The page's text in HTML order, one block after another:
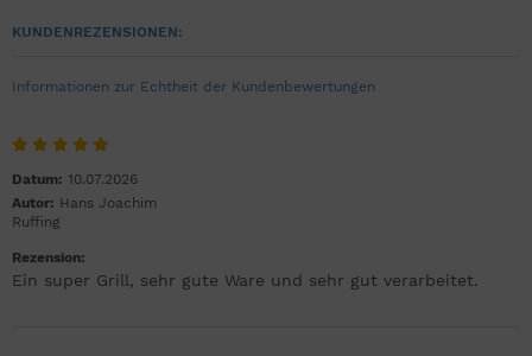
KUNDENREZENSIONEN:
Informationen zur Echtheit der Kundenbewertungen
Datum: 10.07.2026
Autor: Hans Joachim
Ruffing
Rezension:
Ein super Grill, sehr gute Ware und sehr gut verarbeitet.